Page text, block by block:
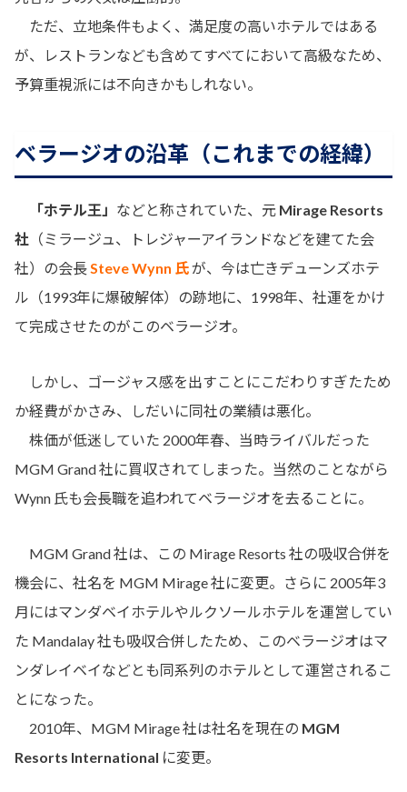
ただ、立地条件もよく、満足度の高いホテルではある
が、レストランなども含めてすべてにおいて高級なため、
予算重視派には不向きかもしれない。
ベラージオの沿革（これまでの経緯）
「ホテル王」 などと称されていた、元 Mirage Resorts
社 （ミラージュ、トレジャーアイランドなどを建てた会
社）の会長Steve Wynn 氏が、今は亡きデューンズホテ
ル（1993年に爆破解体）の跡地に、1998年、社運をかけ
て完成させたのがこのベラージオ。
しかし、ゴージャス感を出すことにこだわりすぎたため
か経費がかさみ、しだいに同社の業績は悪化。
株価が低迷していた 2000年春、当時ライバルだった
MGM Grand 社に買収されてしまった。当然のことながら
Wynn 氏も会長職を追われてベラージオを去ることに。
MGM Grand 社は、この Mirage Resorts 社の吸収合併を
機会に、社名を MGM Mirage 社に変更。さらに 2005年3
月にはマンダベイホテルやルクソールホテルを運営してい
た Mandalay 社も吸収合併したため、このベラージオはマ
ンダレイベイなどとも同系列のホテルとして運営されるこ
とになった。
2010年、MGM Mirage 社は社名を現在の MGM
Resorts International に変更。